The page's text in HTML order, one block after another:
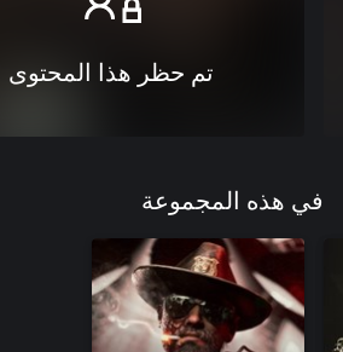
تم حظر هذا المحتوى
في هذه المجموعة